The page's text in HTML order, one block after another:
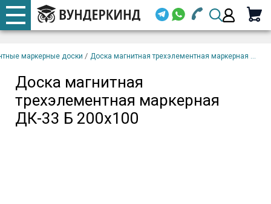
+7 920 668-08-98
+7 920 668-08-98
Email
трехэлементная
маркерная ДК-33 Б
корзину
маркерные доски / Доска магнитная трехэлементная маркерная ...
Доска магнитная
трехэлементная маркерная
ДК-33 Б 200х100